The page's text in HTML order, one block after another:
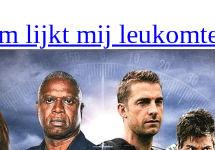
lijkt mij